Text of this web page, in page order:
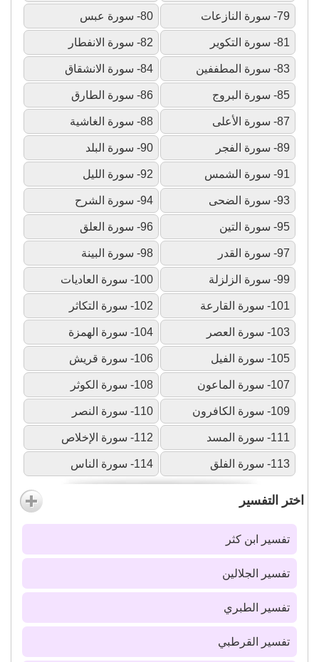
79- سورة النازعات 80- سورة عبس
81- سورة التكوير 82- سورة الانفطار
83- سورة المطففين 84- سورة الانشقاق
85- سورة البروج 86- سورة الطارق
87- سورة الأعلى 88- سورة الغاشية
89- سورة الفجر 90- سورة البلد
91- سورة الشمس 92- سورة الليل
93- سورة الضحى 94- سورة الشرح
95- سورة التين 96- سورة العلق
97- سورة القدر 98- سورة البينة
99- سورة الزلزلة 100- سورة العاديات
101- سورة القارعة 102- سورة التكاثر
103- سورة العصر 104- سورة الهمزة
105- سورة الفيل 106- سورة قريش
107- سورة الماعون 108- سورة الكوثر
109- سورة الكافرون 110- سورة النصر
111- سورة المسد 112- سورة الإخلاص
113- سورة الفلق 114- سورة الناس
اختر التفسير
تفسير ابن كثر
تفسير الجلالين
تفسير الطبري
تفسير القرطبي